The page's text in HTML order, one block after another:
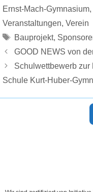
Ernst-Mach-Gymnasium,
Veranstaltungen, Verein
Schlagwörter
Bauprojekt,
GOOD NEWS von
Schulwettbewerb
Schule Kurt-Huber-